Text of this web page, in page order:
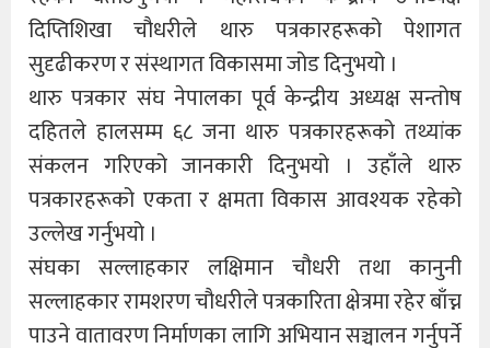
दिप्तिशिखा चौधरीले थारु पत्रकारहरूको पेशागत
सुदृढीकरण र संस्थागत विकासमा जोड दिनुभयो ।
थारु पत्रकार संघ नेपालका पूर्व केन्द्रीय अध्यक्ष सन्तोष
दहितले हालसम्म ६८ जना थारु पत्रकारहरूको तथ्यांक
संकलन गरिएको जानकारी दिनुभयो । उहाँले थारु
पत्रकारहरूको एकता र क्षमता विकास आवश्यक रहेको
उल्लेख गर्नुभयो ।
संघका सल्लाहकार लक्षिमान चौधरी तथा कानुनी
सल्लाहकार रामशरण चौधरीले पत्रकारिता क्षेत्रमा रहेर बाँच्न
पाउने वातावरण निर्माणका लागि अभियान सञ्चालन गर्नुपर्ने